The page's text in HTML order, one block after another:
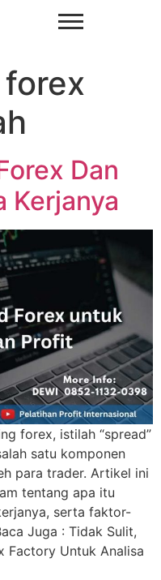
Dan
Kerjanya
forex, istilah “spread”
satu komponen
para trader. Artikel ini
tentang apa itu
serta faktor-
Juga : Tidak Sulit,
Factory Untuk Analisa